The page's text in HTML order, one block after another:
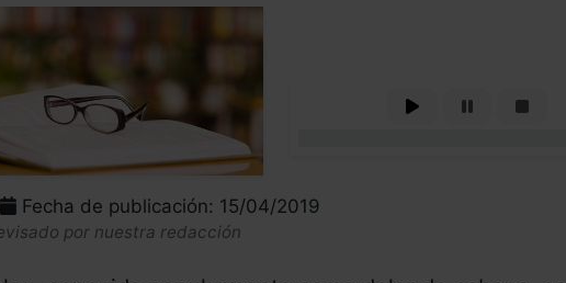
Fecha de publicación: 15/04/2019
por nuestra redacción